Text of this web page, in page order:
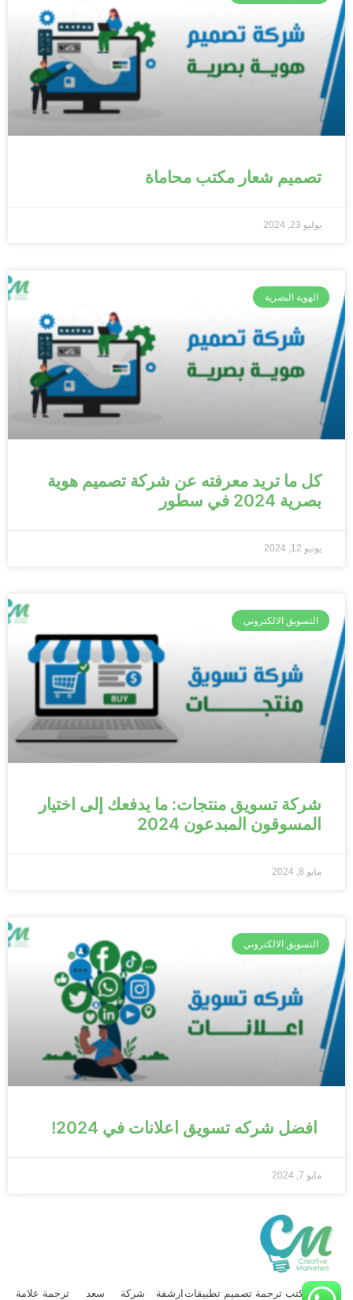
تصميم شعار مكتب محاماة
يوليو 23, 2024
الهوية البصرية
كل ما تريد معرفته عن شركة تصميم هوية
بصرية 2024 في سطور
يونيو 12, 2024
التسويق الالكتروني
شركة تسويق منتجات: ما يدفعك إلى اختيار
المسوقون المبدعون 2024
مايو 8, 2024
التسويق الالكتروني
افضل شركه تسويق اعلانات في 2024!
مايو 7, 2024
شركة مكتب ترجمة تصميم تطبيقاتارشفة شركة سعد ترجمة علامة